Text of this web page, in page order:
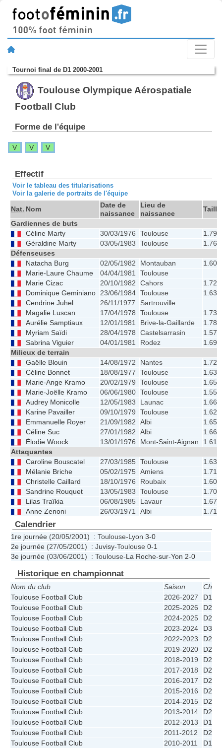
Tournoi final de D1 2000-2001
Toulouse Olympique Aérospatiale
Football Club
Forme de l'équipe
V V V
Effectif
Voir le tableau des titularisations
Voir la galerie de portraits de l'équipe
Nat. Nom
Date de
naissance
Lieu de
naissance
Taille
Gardiennes de buts
Céline Marty
30/03/1976 Toulouse
1.79
Géraldine Marty
03/05/1983 Toulouse
1.76
Défenseuses
Natacha Burg
02/05/1982 Montauban
1.60
Marie-Laure Chaume
04/04/1981
Toulouse
Marie Cizac
20/10/1982 Cahors
1.72
Dominique Geminiano 23/06/1984 Toulouse
1.63
Cendrine Juhel
26/11/1977
Sartrouville
Magalie Luscan
17/04/1978 Toulouse
1.73
Aurélie Samptiaux
12/01/1981 Brive-la-Gaillarde
1.78
Myriam Saïdi
28/04/1978 Castelsarrasin
1.57
Sabrina Viguier
04/01/1981 Rodez
1.69
Milieux de terrain
Gaëlle Blouin
14/08/1972 Nantes
1.72
Céline Bonnet
18/08/1977 Toulouse
1.63
Marie-Ange Kramo
20/02/1979 Toulouse
1.65
Marie-Joëlle Kramo
06/06/1980 Toulouse
1.55
Audrey Monicolle
12/05/1983 Launac
1.66
Karine Pavailler
09/10/1979 Toulouse
1.62
Emmanuelle Royer
21/09/1982 Albi
1.65
Céline Suc
27/01/1982 Albi
1.66
Élodie Woock
13/01/1976 Mont-Saint-Aignan
1.61
Attaquantes
Caroline Bouscatel
27/03/1985 Toulouse
1.63
Mélanie Briche
05/02/1975 Amiens
1.71
Christelle Caillard
18/10/1976 Roubaix
1.60
Sandrine Rouquet
13/05/1983 Toulouse
1.70
Lilas Traïkia
06/08/1985 Lavaur
1.67
Anne Zenoni
26/03/1971 Albi 1.71
Calendrier
1re journée (20/05/2001) : Toulouse-Lyon 3-0
2e journée (27/05/2001) : Juvisy-Toulouse 0-1
3e journée (03/06/2001) : Toulouse-La Roche-sur-Yon 2-0
Historique en championnat
Nom du club Saison
Toulouse Football Club
2026-2027
D1
Toulouse Football Club
2025-2026
D2
Toulouse Football Club
2024-2025
D2
Toulouse Football Club
2023-2024
D3
Toulouse Football Club
2022-2023
D2
Toulouse Football Club
2019-2020
D2
Toulouse Football Club
2018-2019
D2
Toulouse Football Club
2017-2018
D2
Toulouse Football Club
2016-2017
D2
Toulouse Football Club
2015-2016
D2
Toulouse Football Club
2014-2015
D2
Toulouse Football Club
2013-2014
D2
Toulouse Football Club
2012-2013
D1
Toulouse Football Club
2011-2012
D2
Toulouse Football Club
2010-2011
D1